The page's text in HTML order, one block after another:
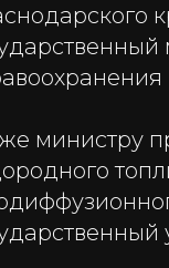
министру